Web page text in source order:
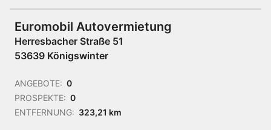
Euromobil Autovermietung
Herresbacher Straße 51
53639 Königswinter
ANGEBOTE: 0
PROSPEKTE: 0
ENTFERNUNG: 323,21 km